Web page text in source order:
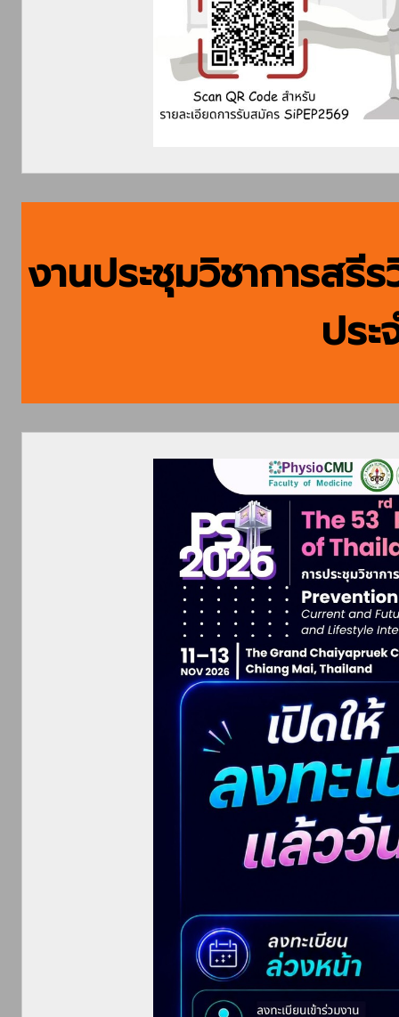
งานประชุมวิชาการสรี
ปร